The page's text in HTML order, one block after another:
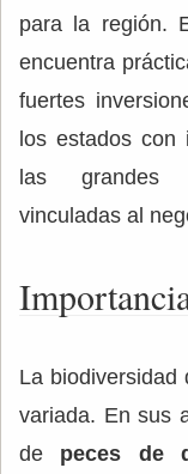
para la región.
encuentra
fuertes
los estados con
las grandes
vinculadas al
La
variada. En sus
de peces de